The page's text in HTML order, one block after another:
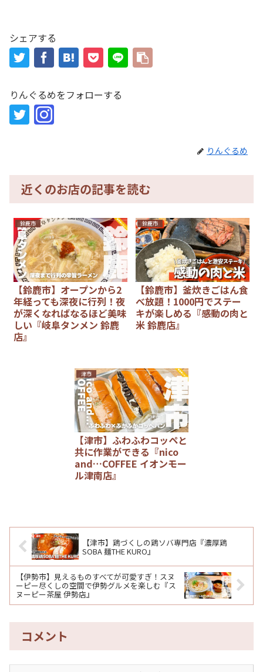
シェアする
りんぐるめをフォローする
りんぐるめ
近くのお店の記事を読む
鈴鹿市
【鈴鹿市】オープンから2
年経っても深夜に行列！夜
が深くなればなるほど美味
しい『岐阜タンメン 鈴鹿
店』
鈴鹿市
【鈴鹿市】釜炊きごはん食
べ放題！1000円でステー
キが楽しめる『感動の肉と
米 鈴鹿店』
津市
【津市】ふわふわコッペと
共に作業ができる『nico
and…COFFEE イオンモー
ル津南店』
【津市】鶏づくしの鶏ソバ専門店『濃厚鶏
SOBA 麺THE KURO』
【伊勢市】見えるものすべてが可愛すぎ！スヌ
ーピー尽くしの空間で伊勢グルメを楽しむ『ス
ヌーピー茶屋 伊勢店』
コメント